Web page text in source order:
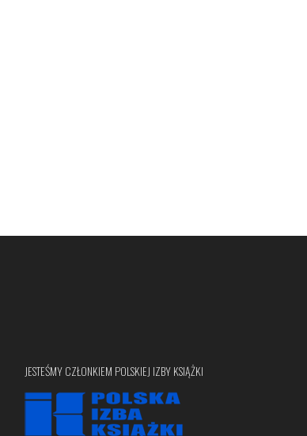
JESTEŚMY CZŁONKIEM POLSKIEJ IZBY KSIĄŻKI